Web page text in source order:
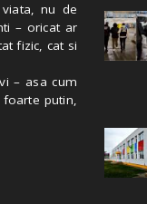
nu de
– oricat ar
fizic, cat si
– asa cum
putin,